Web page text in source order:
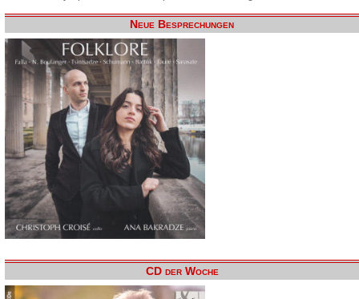
Neue Besprechungen
CD der Woche